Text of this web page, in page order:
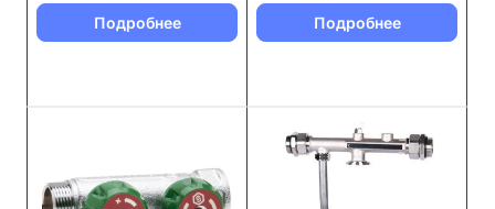
Подробнее Подробнее